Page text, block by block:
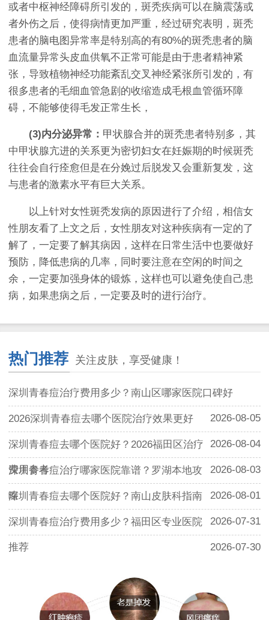
或者中枢神经障碍所引发的，斑秃疾病可以在脑震荡或
者外伤之后，使得病情更加严重，经过研究表明，斑秃
患者的脑电图异常率是特别高的有80%的斑秃患者的脑
血流量异常头皮血供氧不正常可能是由于患者精神紧
张，导致植物神经功能紊乱交叉神经紧张所引发的，有
很多患者的毛细血管急剧的收缩造成毛根血管循环障
碍，不能够使得毛发正常生长，
(3)内分泌异常： 甲状腺合并的斑秃患者特别多，其
中甲状腺亢进的关系更为密切妇女在妊娠期的时候斑秃
往往会自行痊愈但是在分娩过后脱发又会重新复发，这
与患者的激素水平有巨大关系。
以上针对女性斑秃发病的原因进行了介绍，相信女
性朋友看了上文之后，女性朋友对这种疾病有一定的了
解了，一定要了解其病因，这样在日常生活中也要做好
预防，降低患病的几率，同时要注意在空闲的时间之
余，一定要加强身体的锻炼，这样也可以避免使自己患
病，如果患病之后，一定要及时的进行治疗。
热门推荐 关注皮肤，享受健康！
深圳青春痘治疗费用多少？南山区哪家医院口碑好
2026-08-05
2026深圳青春痘去哪个医院治疗效果更好
2026-08-04
深圳青春痘去哪个医院好？2026福田区治疗
费用参考 2026-08-03
深圳青春痘治疗哪家医院靠谱？罗湖本地攻
略 2026-08-01
深圳青春痘去哪个医院好？南山皮肤科指南
2026-07-31
深圳青春痘治疗费用多少？福田区专业医院
推荐 2026-07-30